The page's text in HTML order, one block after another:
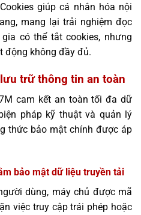
giúp cá nhân hóa nội
mang lại trải nghiệm đọc
có thể tắt cookies, nhưng
động không đầy đủ.
trữ thông tin an toàn
cam kết an toàn tối đa dữ
pháp kỹ thuật và quản lý
thức bảo mật chính được áp
bảo mật dữ liệu truyền tải
dùng, máy chủ được mã
việc truy cập trái phép hoặc